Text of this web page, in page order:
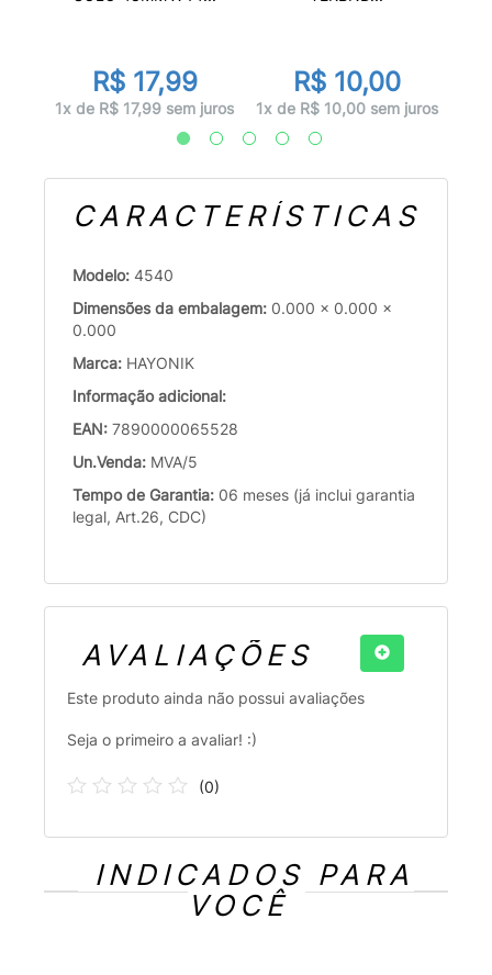
R$ 17,99
1x de R$ 17,99 sem juros
R$ 10,00
1x de R$ 10,00 sem juros
CARACTERÍSTICAS
Modelo: 4540
Dimensões da embalagem: 0.000 x 0.000 x
0.000
Marca: HAYONIK
Informação adicional:
EAN: 7890000065528
Un.Venda: MVA/5
Tempo de Garantia: 06 meses (já inclui garantia
legal, Art.26, CDC)
AVALIAÇÕES
Este produto ainda não possui avaliações
Seja o primeiro a avaliar! :)
(0)
INDICADOS PARA
VOCÊ